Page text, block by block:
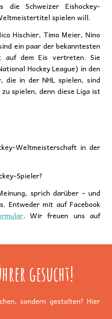
Schweizer Eishockey-
spielen will.
Hischier, Timo Meier, Nino
ein paar der bekanntesten
auf dem Eis vertreten. Sie
Hockey League) in den
die in der NHL spielen, sind
spielen, denn diese Liga ist
Weltmeisterschaft in der
Spieler?
sprich darüber – und
Entweder mit auf Facebook
. Wir freuen uns auf
gesucht!
sondern gestalten? Hier